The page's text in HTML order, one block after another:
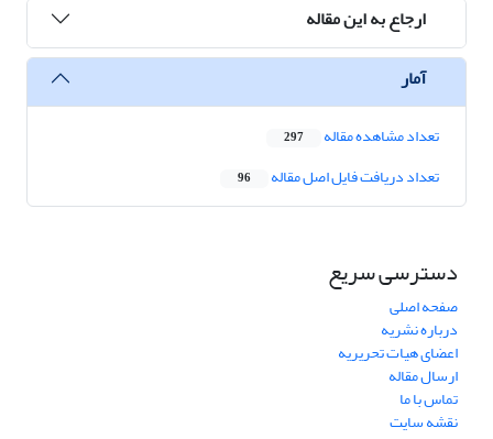
ارجاع به این مقاله
آمار
تعداد مشاهده مقاله 297
تعداد دریافت فایل اصل مقاله 96
دسترسی سریع
صفحه اصلی
درباره نشریه
اعضای هیات تحریریه
ارسال مقاله
تماس با ما
نقشه سایت